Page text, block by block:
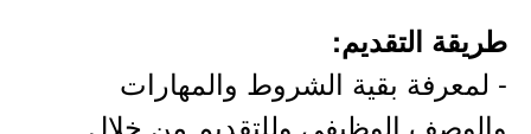
طريقة التقديم:
- لمعرفة بقية الشروط والمهارات
والوصف الوظيفي وللتقديم من خلال